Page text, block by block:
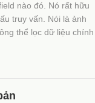
nào đó. Nó rất hữu
truy vấn. Nói là ảnh
thể lọc dữ liệu chính